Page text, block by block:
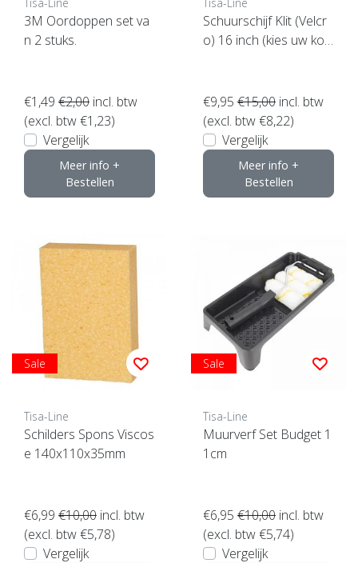
3M Oordoppen set va
n 2 stuks.
€1,49 €2,00 incl. btw
(excl. btw €1,23)
Vergelijk
Meer info +
Bestellen
Schuurschijf Klit (Velcr
o) 16 inch (kies uw korr
€9,95 €15,00 incl. btw
(excl. btw €8,22)
Vergelijk
Meer info +
Bestellen
Sale
Tisa-Line
Schilders Spons Viscos
e 140x110x35mm
€6,99 €10,00 incl. btw
(excl. btw €5,78)
Vergelijk
Sale
Tisa-Line
Muurverf Set Budget 1
1cm
€6,95 €10,00 incl. btw
(excl. btw €5,74)
Vergelijk